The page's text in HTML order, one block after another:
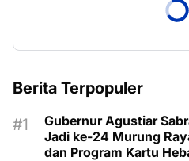
Berita Terpopuler
Gubernur Agustiar
Jadi ke-24 Murung
dan Program Kartu